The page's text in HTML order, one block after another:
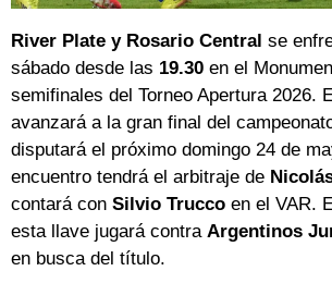
River Plate y Rosario Central se
sábado desde las 19.30 en el
semifinales del Torneo Apertura 2026.
avanzará a la gran final del
disputará el próximo domingo 24 de
encuentro tendrá el arbitraje de
contará con Silvio Trucco en el VAR.
esta llave jugará contra Argentinos
en busca del título.